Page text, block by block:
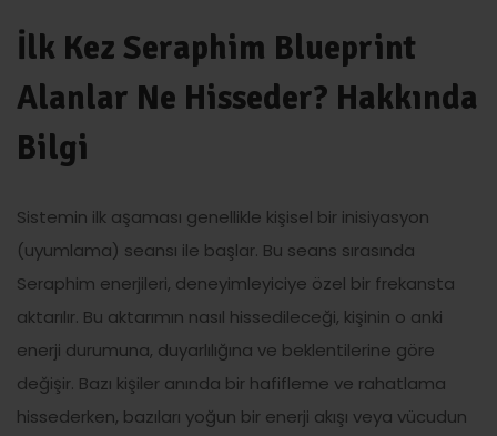
İlk Kez Seraphim Blueprint
Alanlar Ne Hisseder? Hakkında
Bilgi
Sistemin ilk aşaması genellikle kişisel bir inisiyasyon
(uyumlama) seansı ile başlar. Bu seans sırasında
Seraphim enerjileri, deneyimleyiciye özel bir frekansta
aktarılır. Bu aktarımın nasıl hissedileceği, kişinin o anki
enerji durumuna, duyarlılığına ve beklentilerine göre
değişir. Bazı kişiler anında bir hafifleme ve rahatlama
hissederken, bazıları yoğun bir enerji akışı veya vücudun